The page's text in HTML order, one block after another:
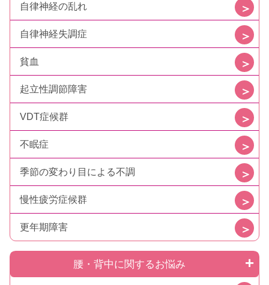
自律神経の乱れ
自律神経失調症
貧血
起立性調節障害
VDT症候群
不眠症
季節の変わり目による不調
慢性疲労症候群
更年期障害
腰・背中に関するお悩み